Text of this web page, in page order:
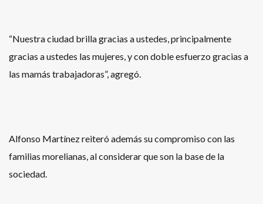
“Nuestra ciudad brilla gracias a ustedes, principalmente
gracias a ustedes las mujeres, y con doble esfuerzo gracias a
las mamás trabajadoras”, agregó.
Alfonso Martínez reiteró además su compromiso con las
familias morelianas, al considerar que son la base de la
sociedad.